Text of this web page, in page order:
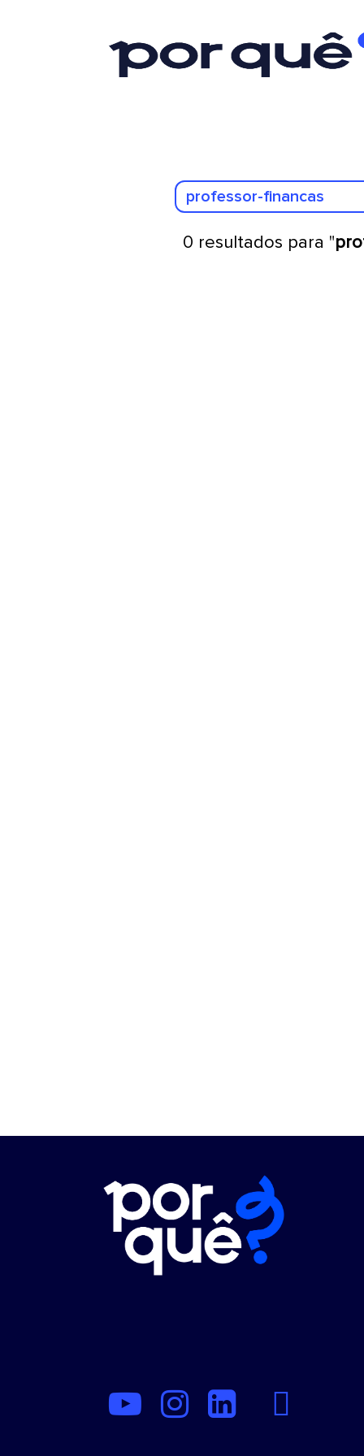
0 resultados para "